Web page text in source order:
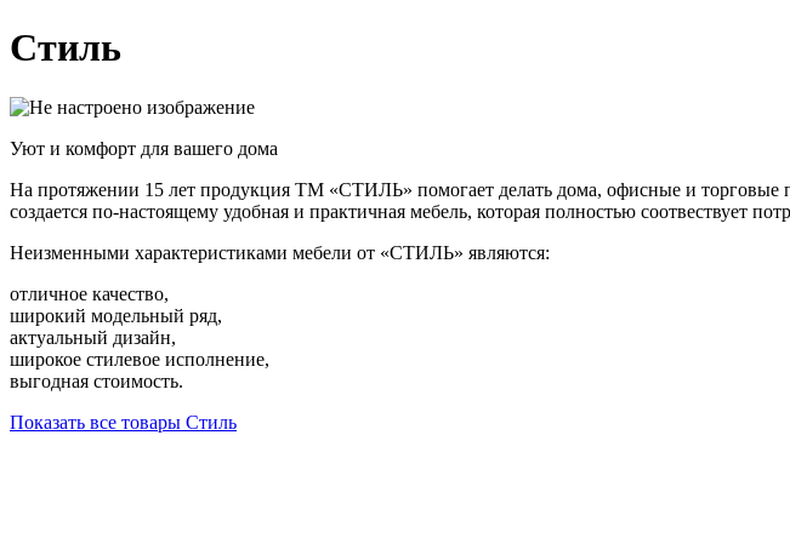
Стиль
Уют и комфорт для вашего дома
На протяжении 15 лет продукция ТМ «СТИЛЬ» помогает делать дома, офисные и
создается по-настоящему удобная и практичная мебель, которая полностью соотвествует
Неизменными характеристиками мебели от «СТИЛЬ» являются:
отличное качество,
широкий модельный ряд,
актуальный дизайн,
широкое стилевое исполнение,
выгодная стоимость.
Показать все товары Стиль